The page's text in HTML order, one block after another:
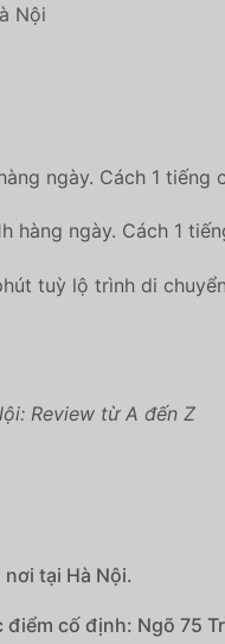
Nội
ngày. Cách 1 tiếng
hàng ngày. Cách 1
tuỳ lộ trình di
Review từ A đến Z
tại Hà Nội.
cố định: Ngõ 75